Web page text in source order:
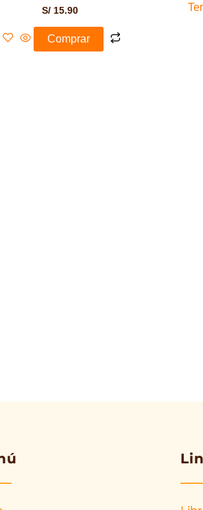
S/ 15.90
Comprar